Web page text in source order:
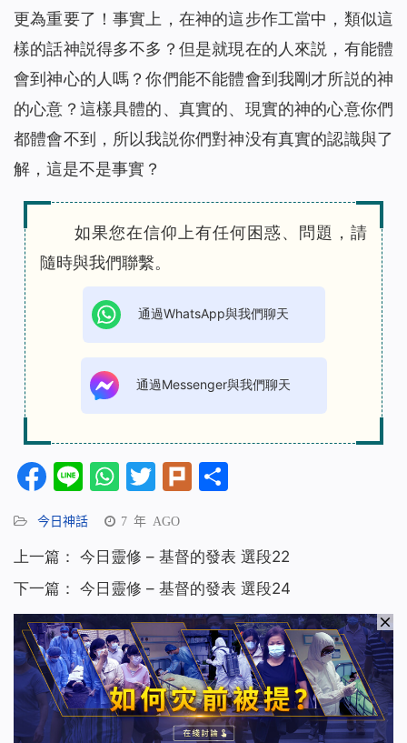
更為重要了！事實上，在神的這步作工當中，類似這
樣的話神説得多不多？但是就現在的人來説，有能體
會到神心的人嗎？你們能不能體會到我剛才所説的神
的心意？這樣具體的、真實的、現實的神的心意你們
都體會不到，所以我説你們對神没有真實的認識與了
解，這是不是事實？
如果您在信仰上有任何困惑、問題，請
隨時與我們聯繫。
通過WhatsApp與我們聊天
通過Messenger與我們聊天
Facebook
LineWhatsApp
Twitter
Plurk
今日神話 7 年 AGO
上一篇： 今日靈修 – 基督的發表 選段22
下一篇： 今日靈修 – 基督的發表 選段24